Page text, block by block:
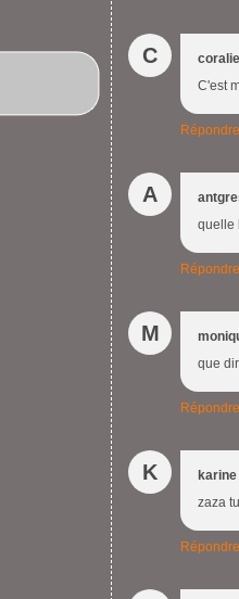
C
coralie
C'est
Répondre
A
quelle
Répondre
M
que
Répondre
K
karine
zaza
Répondre